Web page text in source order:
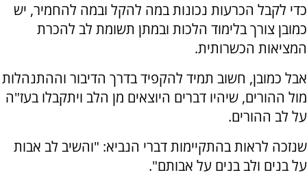
כדי לקבל הכרעות נכונות במה להקל ובמה להחמיר, יש
כמובן צורך בלימוד הלכות ובמתן תשומת לב להכרת
המציאות הכשרותית.
אבל כמובן, חשוב תמיד להקפיד בדרך הדיבור וההתנהלות
מול ההורים, שיהיו דברים היוצאים מן הלב ויתקבלו בעז"ה
על לב ההורים.
שנזכה לראות בהתקיימות דברי הנביא: "והשיב לב אבות
על בנים ולב בנים על אבותם".